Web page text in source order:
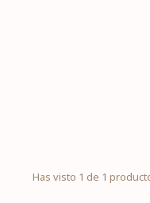
Has visto 1 de 1